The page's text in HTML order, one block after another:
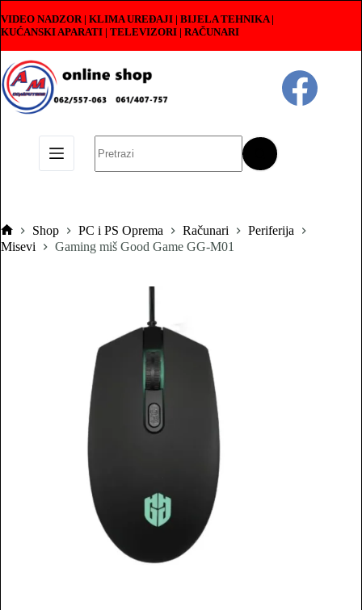
to
content
VIDEO NADZOR | KLIMA UREĐAJI | BIJELA TEHNIKA |
KUĆANSKI APARATI | TELEVIZORI | RAČUNARI
results
Pocetna
Shop PC i PS Oprema Računari
Periferija
Misevi
Gaming miš Good Game GG-M01